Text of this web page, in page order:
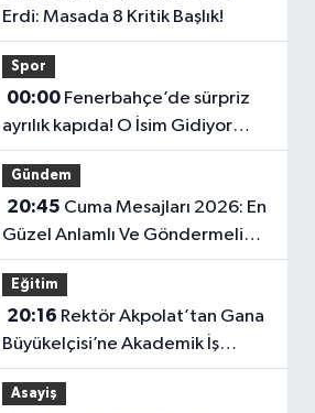
Erdi: Masada 8 Kritik Başlık!
Spor
00:00Fenerbahçe’de sürpriz
ayrılık kapıda! O İsim Gidiyor
mu?
Gündem
20:45
Güzel Anlamlı Ve Göndermeli
Cuma Sözleri..
Eğitim
20:16
Büyükelçisi’ne Akademik İş
Birliği Ziyareti!
Asayiş